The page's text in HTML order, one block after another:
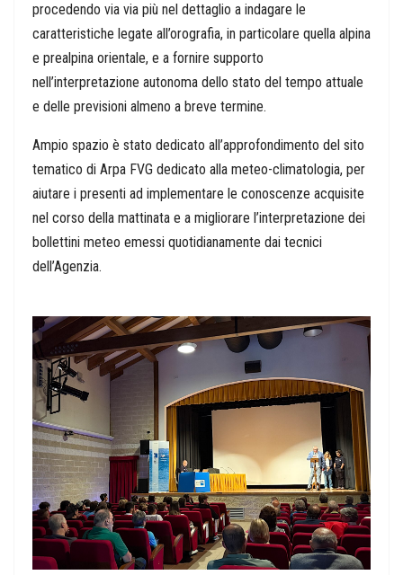
procedendo via via più nel dettaglio a indagare le
caratteristiche legate all’orografia, in particolare quella alpina
e prealpina orientale, e a fornire supporto
nell’interpretazione autonoma dello stato del tempo attuale
e delle previsioni almeno a breve termine.
Ampio spazio è stato dedicato all’approfondimento del sito
tematico di Arpa FVG dedicato alla meteo-climatologia, per
aiutare i presenti ad implementare le conoscenze acquisite
nel corso della mattinata e a migliorare l’interpretazione dei
bollettini meteo emessi quotidianamente dai tecnici
dell’Agenzia.